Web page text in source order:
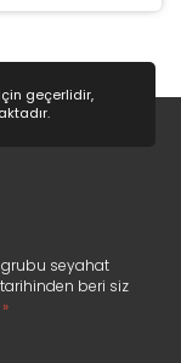
geçerlidir,
grubu seyahat
beri siz